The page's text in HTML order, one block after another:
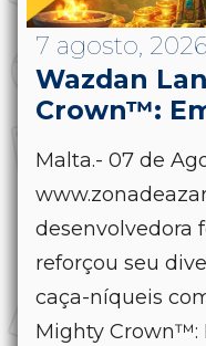
7 agosto, 2026
Wazdan
Crown™:
Malta.- 07 de
desenvolvedora
reforçou seu
caça-níqueis
Mighty Crown™: